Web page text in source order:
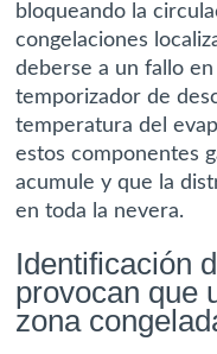
bloqueando la
congelaciones
deberse a un fallo
temporizador de
temperatura del
estos componentes
acumule y que la
en toda la nevera.
Identificación
provocan que
zona